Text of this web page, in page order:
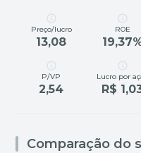
Preço/lucro
13,08
ROE
P/VP
2,54
Lucro por
R$
Comparação do